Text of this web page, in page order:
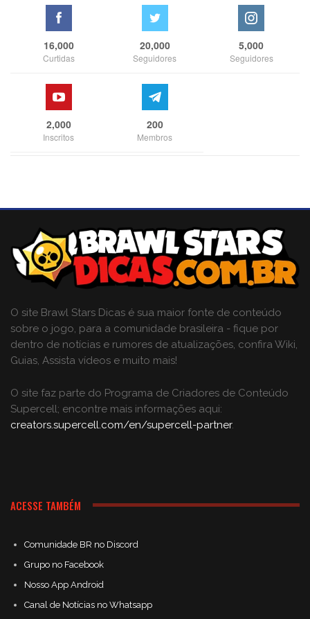
16,000
Curtidas
20,000
Seguidores
5,000
Seguidores
2,000
Inscritos
200
Membros
O site Brawl Stars Dicas é sua maior fonte de conteúdo
sobre o jogo, para a comunidade brasileira - fique por
dentro de notícias e rumores de atualizações, confira Wiki,
Guias, Assista vídeos e muito mais!
O site faz parte do Programa de Criadores de Conteúdo
Supercell; encontre mais informações aqui:
creators.supercell.com/en/supercell-partner.
ACESSE TAMBÉM
Comunidade BR no Discord
Grupo no Facebook
Nosso App Android
Canal de Notícias no Whatsapp